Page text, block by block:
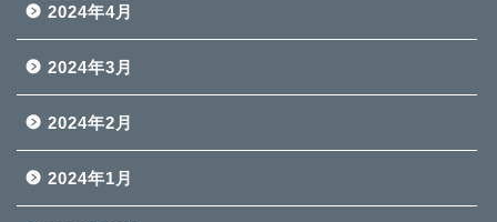
2024年4月
2024年3月
2024年2月
2024年1月